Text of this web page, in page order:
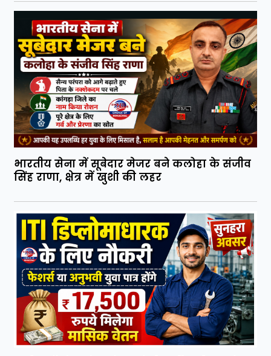
भारतीय सेना में सूबेदार मेजर बने कलोहा के संजीव
सिंह राणा, क्षेत्र में खुशी की लहर